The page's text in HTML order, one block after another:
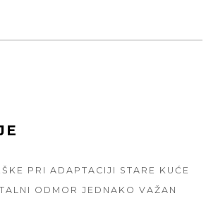
PRI ADAPTACIJI STARE KUĆE
ODMOR JEDNAKO VAŽAN